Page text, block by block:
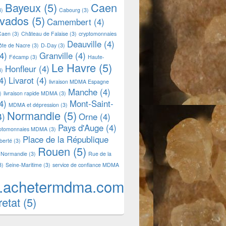
Bayeux (5) Cabourg (3) Caen
(5) Camembert (4)
(3) Château de Falaise (3) cryptomonnaies
de Nacre(3) D-Day (3) Deauville (4)
Fécamp (3) Granville (4) Haute-
Honfleur (4) Le Havre (5)
Livarot (4) livraison MDMA Espagne
livraison rapide MDMA (3) Manche (4)
MDMA et dépression (3) Mont-Saint-
Normandie (5) Orne (4)
MDMA (3) Pays d'Auge (4)
(3) Place de la République
(3) Rouen (5) Rue de la
Seine-Maritime (3) service de confiance MDMA
(5)